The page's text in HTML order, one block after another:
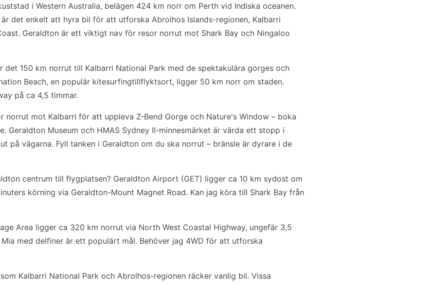
i Western Australia, belägen 424 km norr om Perth vid Indiska oceanen.
det enkelt att hyra bil för att utforska Abrolhos Islands-regionen, Kalbarri
Geraldton är ett viktigt nav för resor norrut mot Shark Bay och Ningaloo
det 150 km norrut till Kalbarri National Park med de spektakulära gorges och
Beach, en populär kitesurfingtillflyktsort, ligger 50 km norr om staden.
på ca 4,5 timmar.
norrut mot Kalbarri för att uppleva Z-Bend Gorge och Nature's Window – boka
Geraldton Museum och HMAS Sydney II-minnesmärket är värda ett stopp i
på vägarna. Fyll tanken i Geraldton om du ska norrut – bränsle är dyrare i de
centrum till flygplatsen? Geraldton Airport (GET) ligger ca 10 km sydost om
körning via Geraldton-Mount Magnet Road. Kan jag köra till Shark Bay från
Area ligger ca 320 km norrut via North West Coastal Highway, ungefär 3,5
med delfiner är ett populärt mål. Behöver jag 4WD för att utforska
Kalbarri National Park och Abrolhos-regionen räcker vanlig bil. Vissa